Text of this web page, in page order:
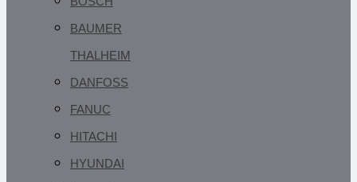
BAUMER
THALHEIM
DANFOSS
FANUC
HITACHI
HYUNDAI